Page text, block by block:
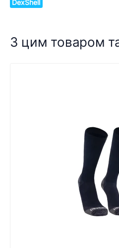
DexShell
З цим товаром